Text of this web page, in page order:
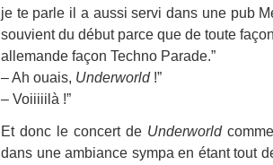
je te parle il a aussi servi dans une pub
souvient du début parce que de toute
allemande façon Techno Parade.”
– Ah ouais, Underworld!”
– Voiiiiilà !”
Et donc le concert de Underworld
dans une ambiance sympa en étant tout